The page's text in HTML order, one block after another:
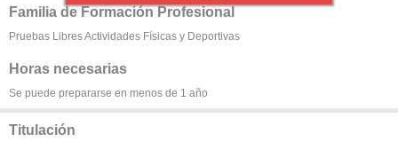
Familia de Formación Profesional
Pruebas Libres Actividades Físicas y Deportivas
Horas necesarias
Se puede prepararse en menos de 1 año
Titulación